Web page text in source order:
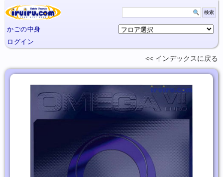
かごの中身
ログイン
インデックスに 戻る